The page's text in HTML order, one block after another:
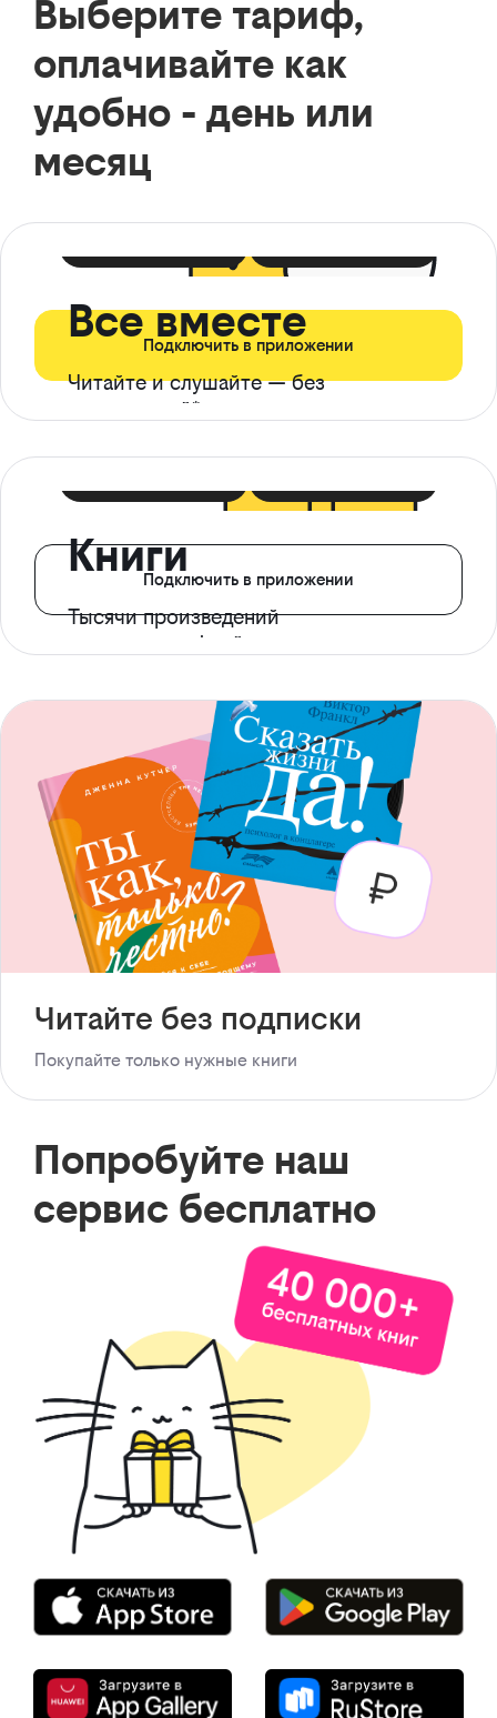
Выберите тариф,
оплачивайте как
удобно - день или
месяц
Все вместе
Читайте и слушайте — без
ограничений*
Подключить в приложении
Книги
Тысячи произведений
с доступом офлайн
Подключить в приложении
Читайте без подписки
Покупайте только нужные книги
Попробуйте наш
сервис бесплатно